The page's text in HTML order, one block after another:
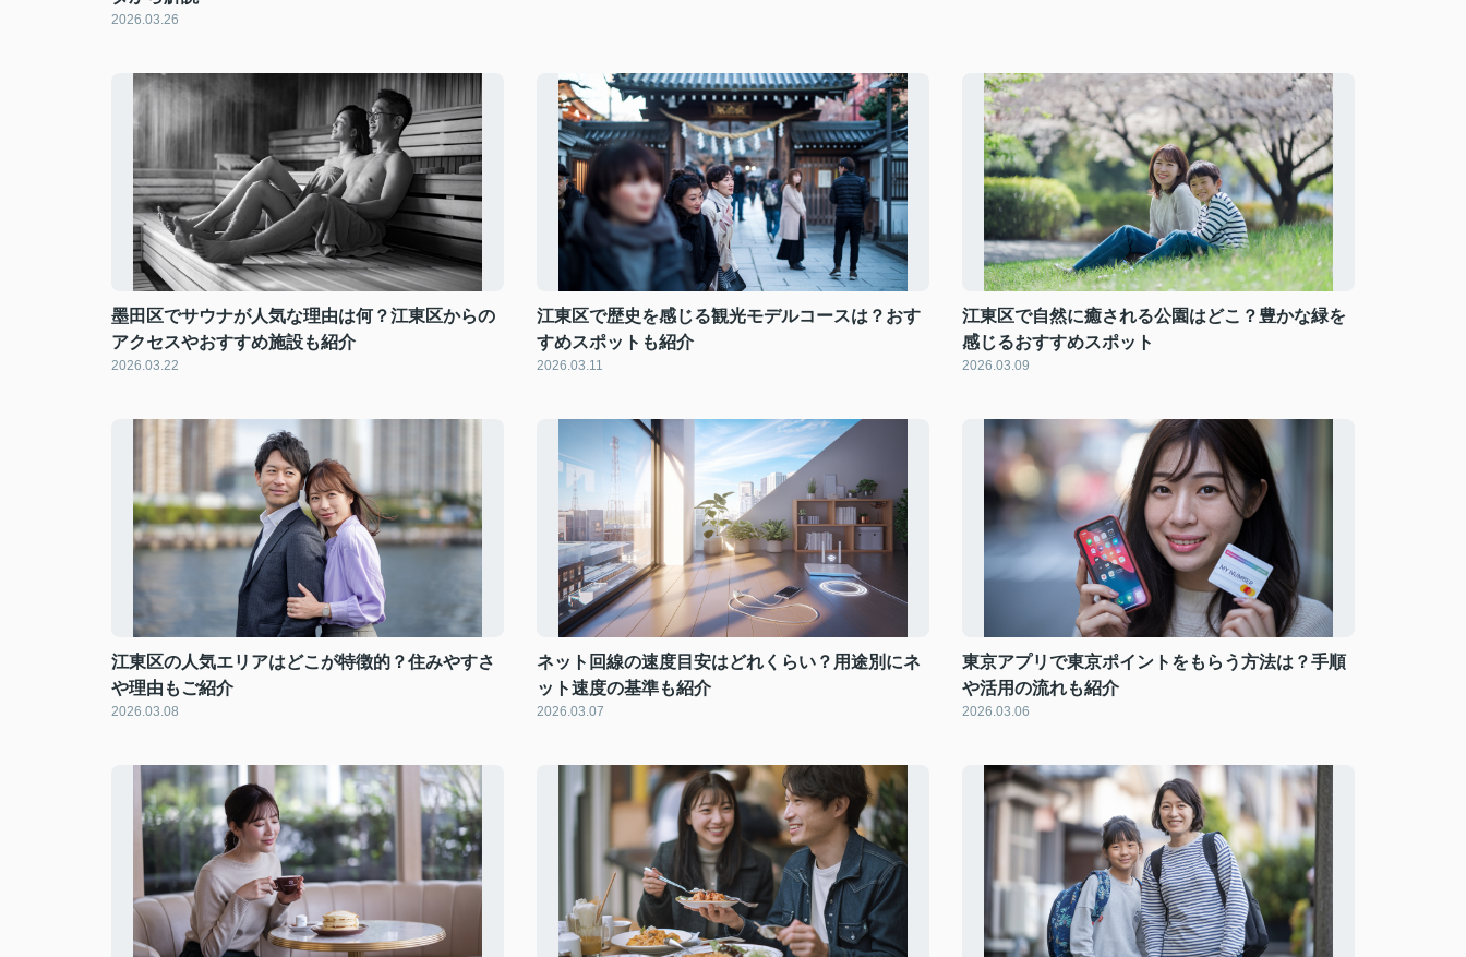
2026.03.26
墨田区でサウナが人気な理由は何？江東区からの
アクセスやおすすめ施設も紹介
2026.03.22
江東区で歴史を感じる観光モデルコースは？おす
すめスポットも紹介
2026.03.11
江東区で自然に癒される公園はどこ？豊かな緑を
感じるおすすめスポット
2026.03.09
江東区の人気エリアはどこが特徴的？住みやすさ
や理由もご紹介
2026.03.08
ネット回線の速度目安はどれくらい？用途別にネ
ット速度の基準も紹介
2026.03.07
東京アプリで東京ポイントをもらう方法は？手順
や活用の流れも紹介
2026.03.06